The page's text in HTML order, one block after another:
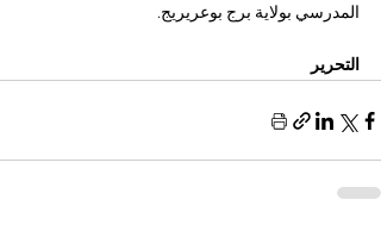
المدرسي بولاية برج بوعريريج.
التحرير